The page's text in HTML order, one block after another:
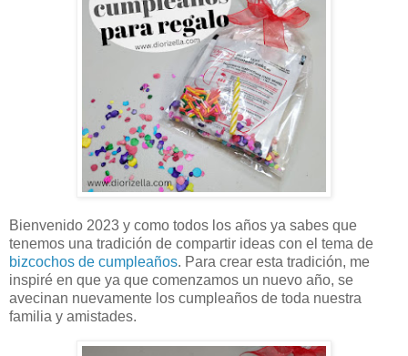
Bienvenido 2023 y como todos los años ya sabes que
tenemos una tradición de compartir ideas con el tema de
bizcochos de cumpleaños. Para crear esta tradición, me
inspiré en que ya que comenzamos un nuevo año, se
avecinan nuevamente los cumpleaños de toda nuestra
familia y amistades.